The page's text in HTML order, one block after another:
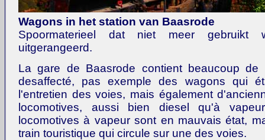
Wagons in het station van Baasrode
Spoormaterieel dat niet meer gebruikt
uitgerangeerd.
La gare de Baasrode contient beaucoup de
desaffecté, pas exemple des wagons qui
l'entretien des voies, mais également
locomotives, aussi bien diesel qu'à
locomotives à vapeur sont en mauvais état,
train touristique qui circule sur une des voies.